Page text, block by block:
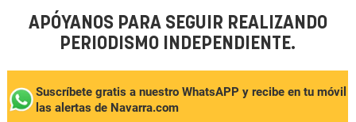
APÓYANOS PARA SEGUIR REALIZANDO
PERIODISMO INDEPENDIENTE.
Suscríbete gratis a nuestro WhatsAPP y recibe en tu móvil
las alertas de Navarra.com